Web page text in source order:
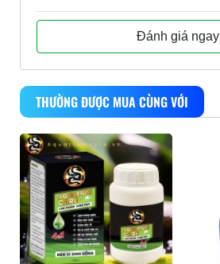
Đánh giá ngay
THƯỜNG ĐƯỢC MUA CÙNG VỚI